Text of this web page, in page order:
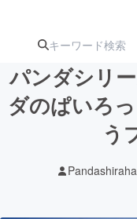
注目のリ 注目
ジェ
パンダシリ
ダのぱいろ
う